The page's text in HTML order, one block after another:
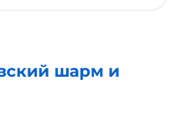
шарм и